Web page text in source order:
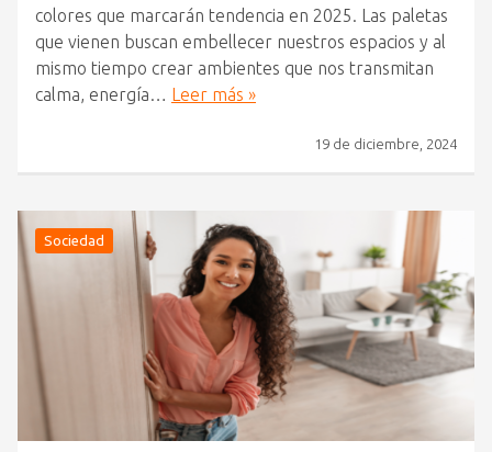
colores que marcarán tendencia en 2025. Las paletas
que vienen buscan embellecer nuestros espacios y al
mismo tiempo crear ambientes que nos transmitan
calma, energía… Leer más »
19 de diciembre, 2024
Sociedad